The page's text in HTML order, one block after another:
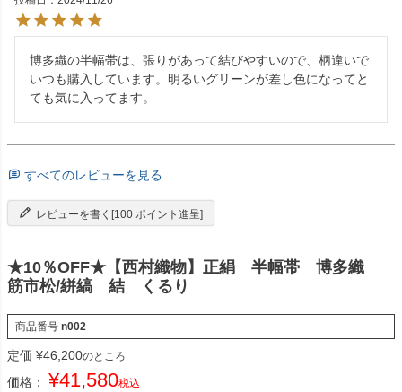
博多織の半幅帯は、張りがあって結びやすいので、柄違いで
いつも購入しています。明るいグリーンが差し色になってと
ても気に入ってます。
すべてのレビューを見る
レビューを書く[100 ポイント進呈]
★10％OFF★【西村織物】正絹 半幅帯 博多織
筋市松/絣縞 結 くるり
商品番号 n002
定価 ¥46,200のところ
価格： ¥41,580税込